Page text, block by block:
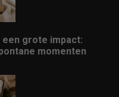
grote impact:
momenten